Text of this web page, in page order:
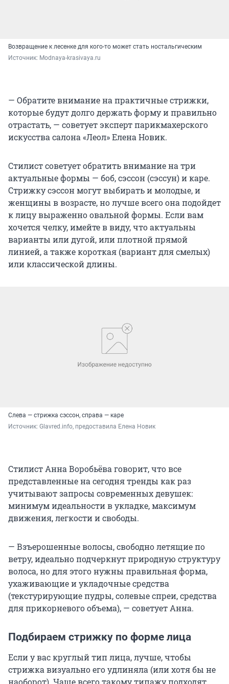
Возвращение к лесенке для кого-то может стать ностальгическим
Источник: Мodnaya-krasivaya.ru
— Обратите внимание на практичные стрижки,
которые будут долго держать форму и правильно
отрастать, — советует эксперт парикмахерского
искусства салона «Леол» Елена Новик.
Стилист советует обратить внимание на три
актуальные формы — боб, сэссон (сэссун) и каре.
Стрижку сэссон могут выбирать и молодые, и
женщины в возрасте, но лучше всего она подойдет
к лицу выраженно овальной формы. Если вам
хочется челку, имейте в виду, что актуальны
варианты или дугой, или плотной прямой
линией, а также короткая (вариант для смелых)
или классической длины.
Слева — стрижка сэссон, справа — каре
Источник: Glavred.info, предоставила Елена Новик
Стилист Анна Воробьёва говорит, что все
представленные на сегодня тренды как раз
учитывают запросы современных девушек:
минимум идеальности в укладке, максимум
движения, легкости и свободы.
— Взъерошенные волосы, свободно летящие по
ветру, идеально подчеркнут природную структуру
волоса, но для этого нужны правильная форма,
ухаживающие и укладочные средства
(текстурирующие пудры, солевые спреи, средства
для прикорневого объема), — советует Анна.
Подбираем стрижку по форме лица
Если у вас круглый тип лица, лучше, чтобы
стрижка визуально его удлиняла (или хотя бы не
наоборот). Чаще всего такому типажу подходят